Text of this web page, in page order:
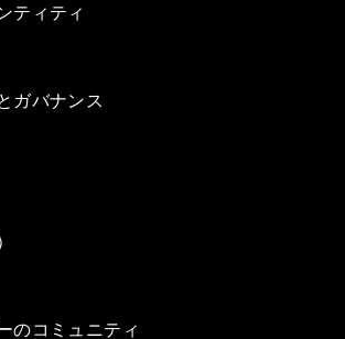
ティティ
ガバナンス
のコミュニティ